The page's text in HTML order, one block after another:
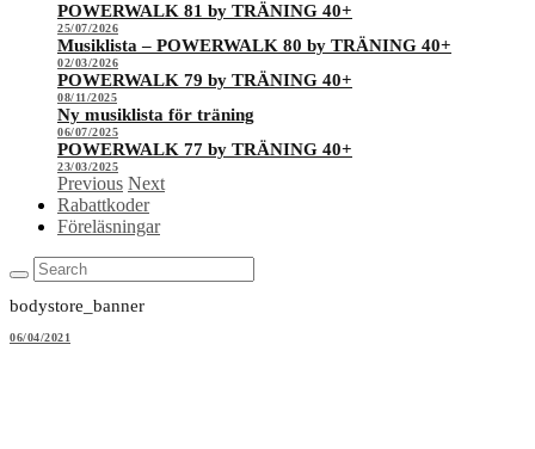
POWERWALK 81 by TRÄNING 40+
25/07/2026
Musiklista – POWERWALK 80 by TRÄNING 40+
02/03/2026
POWERWALK 79 by TRÄNING 40+
08/11/2025
Ny musiklista för träning
06/07/2025
POWERWALK 77 by TRÄNING 40+
23/03/2025
Previous Next
Rabattkoder
Föreläsningar
bodystore_banner
06/04/2021